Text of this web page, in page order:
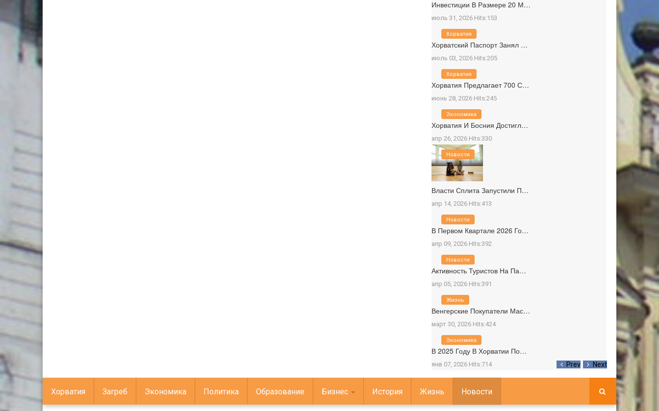
Prev Next
Инвестиции В Размере 20 М…
июль 31, 2026 Hits:153
Хорватский Паспорт Занял …
июль 03, 2026 Hits:205
Хорватия
Хорватия Предлагает 700 С…
июнь 28, 2026 Hits:245
Хорватия
Хорватия И Босния Достигл…
апр 26, 2026 Hits:330
Экономика
Власти Сплита Запустили П…
апр 14, 2026 Hits:413
Новости
В Первом Квартале 2026 Го…
апр 09, 2026 Hits:392
Новости
Активность Туристов На Па…
апр 05, 2026 Hits:391
Новости
Венгерские Покупатели Мас…
март 30, 2026 Hits:424
Жизнь
В 2025 Году В Хорватии По…
янв 07, 2026 Hits:714
Экономика
Хорватия Загреб Экономика Политика Образование Бизнес История Жизнь Новости